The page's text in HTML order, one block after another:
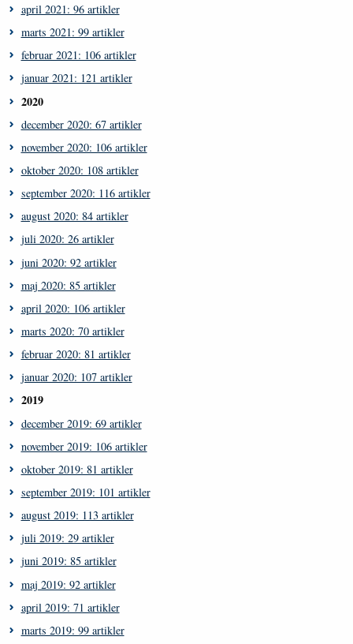
april 2021: 96 artikler
marts 2021: 99 artikler
februar 2021: 106 artikler
januar 2021: 121 artikler
2020
december 2020: 67 artikler
november 2020: 106 artikler
oktober 2020: 108 artikler
september 2020: 116 artikler
august 2020: 84 artikler
juli 2020: 26 artikler
juni 2020: 92 artikler
maj 2020: 85 artikler
april 2020: 106 artikler
marts 2020: 70 artikler
februar 2020: 81 artikler
januar 2020: 107 artikler
2019
december 2019: 69 artikler
november 2019: 106 artikler
oktober 2019: 81 artikler
september 2019: 101 artikler
august 2019: 113 artikler
juli 2019: 29 artikler
juni 2019: 85 artikler
maj 2019: 92 artikler
april 2019: 71 artikler
marts 2019: 99 artikler